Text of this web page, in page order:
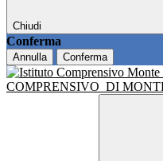
Chiudi
Conferma
Annulla Conferma
COMPRENSIVO DI